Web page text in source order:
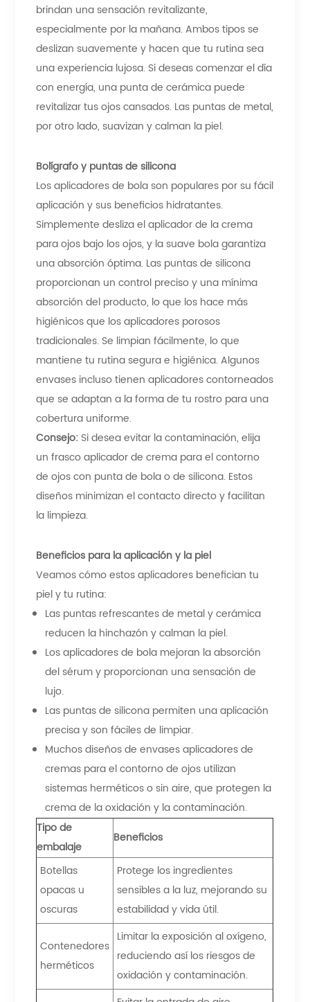
brindan una sensación revitalizante,
especialmente por la mañana. Ambos tipos se
deslizan suavemente y hacen que tu rutina sea
una experiencia lujosa. Si deseas comenzar el día
con energía, una punta de cerámica puede
revitalizar tus ojos cansados. Las puntas de metal,
por otro lado, suavizan y calman la piel.
Bolígrafo y puntas de silicona
Los aplicadores de bola son populares por su fácil
aplicación y sus beneficios hidratantes.
Simplemente desliza el aplicador de la crema
para ojos bajo los ojos, y la suave bola garantiza
una absorción óptima. Las puntas de silicona
proporcionan un control preciso y una mínima
absorción del producto, lo que los hace más
higiénicos que los aplicadores porosos
tradicionales. Se limpian fácilmente, lo que
mantiene tu rutina segura e higiénica. Algunos
envases incluso tienen aplicadores contorneados
que se adaptan a la forma de tu rostro para una
cobertura uniforme.
Consejo: Si desea evitar la contaminación, elija
un frasco aplicador de crema para el contorno
de ojos con punta de bola o de silicona. Estos
diseños minimizan el contacto directo y facilitan
la limpieza.
Beneficios para la aplicación y la piel
Veamos cómo estos aplicadores benefician tu
piel y tu rutina:
Las puntas refrescantes de metal y cerámica
reducen la hinchazón y calman la piel.
Los aplicadores de bola mejoran la absorción
del sérum y proporcionan una sensación de
lujo.
Las puntas de silicona permiten una aplicación
precisa y son fáciles de limpiar.
Muchos diseños de envases aplicadores de
cremas para el contorno de ojos utilizan
sistemas herméticos o sin aire, que protegen la
crema de la oxidación y la contaminación.
Tipo de
embalaje
Beneficios
Botellas
opacas u
oscuras
Protege los ingredientes
sensibles a la luz, mejorando su
estabilidad y vida útil.
Contenedores
herméticos
Limitar la exposición al oxígeno,
reduciendo así los riesgos de
oxidación y contaminación.